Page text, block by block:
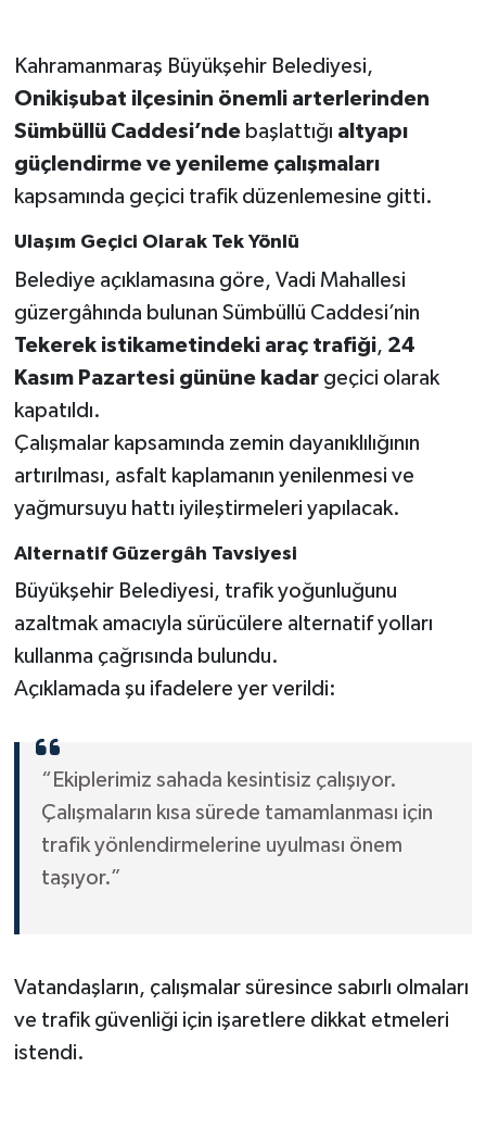
Kahramanmaraş Büyükşehir Belediyesi,
Onikişubat ilçesinin önemli arterlerinden
Sümbüllü Caddesi’ndebaşlattığı altyapı
güçlendirme ve yenileme çalışmaları
kapsamında geçici trafik düzenlemesine gitti.
Ulaşım Geçici Olarak Tek Yönlü
Belediye açıklamasına göre, Vadi Mahallesi
güzergâhında bulunan Sümbüllü Caddesi’nin
Tekerek istikametindeki araç trafiği, 24
Kasım Pazartesi gününe kadargeçici olarak
kapatıldı.
Çalışmalar kapsamında zemin dayanıklılığının
artırılması, asfalt kaplamanın yenilenmesi ve
yağmursuyu hattı iyileştirmeleri yapılacak.
Alternatif Güzergâh Tavsiyesi
Büyükşehir Belediyesi, trafik yoğunluğunu
azaltmak amacıyla sürücülere alternatif yolları
kullanma çağrısında bulundu.
Açıklamada şu ifadelere yer verildi:
“Ekiplerimiz sahada kesintisiz çalışıyor.
Çalışmaların kısa sürede tamamlanması için
trafik yönlendirmelerine uyulması önem
taşıyor.”
Vatandaşların, çalışmalar süresince sabırlı olmaları
ve trafik güvenliği için işaretlere dikkat etmeleri
istendi.
YEREL YÖNETİM
MEDYA
ÜÇÜNCÜ SAYFA
Yemek
SİVİL TOPLUM
SEÇİM 2014
KİM KİMDİR
ÇEK GÖNDER
KİTAP
OTOMOBİL
TARİH
Politika
YEREL